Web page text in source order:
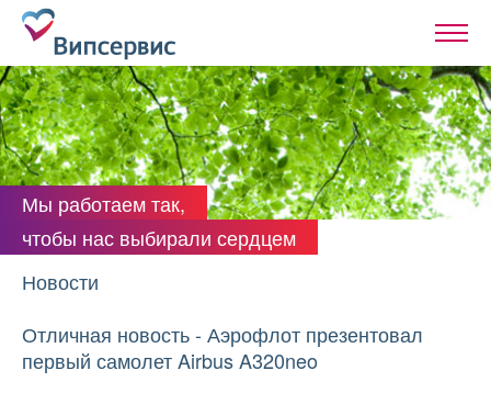
Мы работаем так,
чтобы нас выбирали сердцем
Новости
Отличная новость - Аэрофлот презентовал
первый самолет Airbus A320neo